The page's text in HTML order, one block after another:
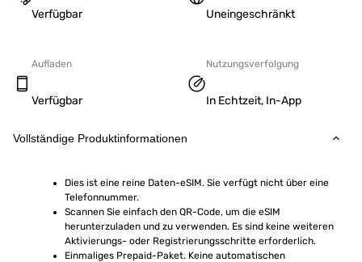
Verfügbar Uneingeschränkt
Aufladen
Verfügbar
Nutzungsverfolgung
In Echtzeit, In-App
Vollständige Produktinformationen
Dies ist eine reine Daten-eSIM. Sie verfügt nicht über eine
Telefonnummer.
Scannen Sie einfach den QR-Code, um die eSIM
herunterzuladen und zu verwenden. Es sind keine weiteren
Aktivierungs- oder Registrierungsschritte erforderlich.
Einmaliges Prepaid-Paket. Keine automatischen